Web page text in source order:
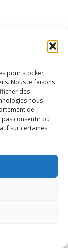
pour stocker
Nous le faisons
des
nous
de
pas consentir ou
sur certaines